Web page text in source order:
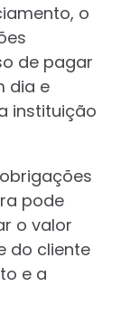
o
de pagar
dia e
instituição
pode
o valor
do cliente
e a